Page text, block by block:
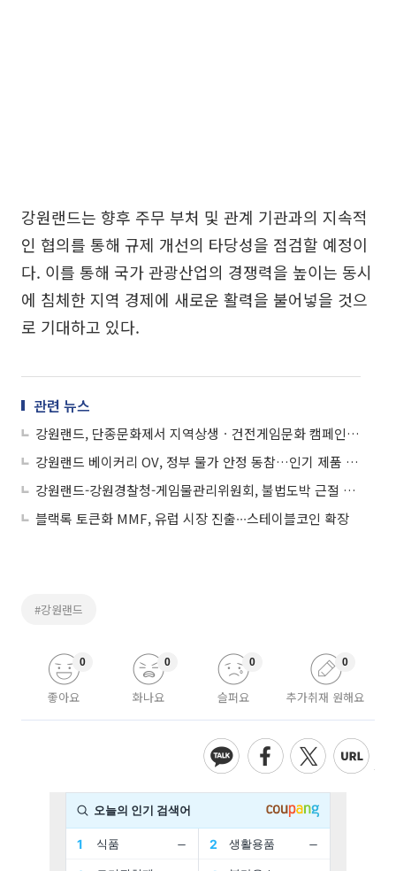
강원랜드는 향후 주무 부처 및 관계 기관과의 지속적
인 협의를 통해 규제 개선의 타당성을 점검할 예정이
다. 이를 통해 국가 관광산업의 경쟁력을 높이는 동시
에 침체한 지역 경제에 새로운 활력을 불어넣을 것으
로 기대하고 있다.
관련 뉴스
강원랜드, 단종문화제서 지역상생ㆍ건전게임문화 캠페인 전개
강원랜드 베이커리 OV, 정부 물가 안정 동참…인기 제품 최대 10% 인하
강원랜드-강원경찰청-게임물관리위원회, 불법도박 근절 위해 ‘맞손’…공동 대응체계 구축
블랙록 토큰화 MMF, 유럽 시장 진출∙∙∙스테이블코인 확장
#강원랜드
좋아요
0
화나요
0
슬퍼요
0
추가취재 원해요
0